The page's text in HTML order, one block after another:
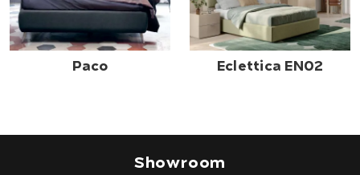
Paco Eclettica EN02
Showroom